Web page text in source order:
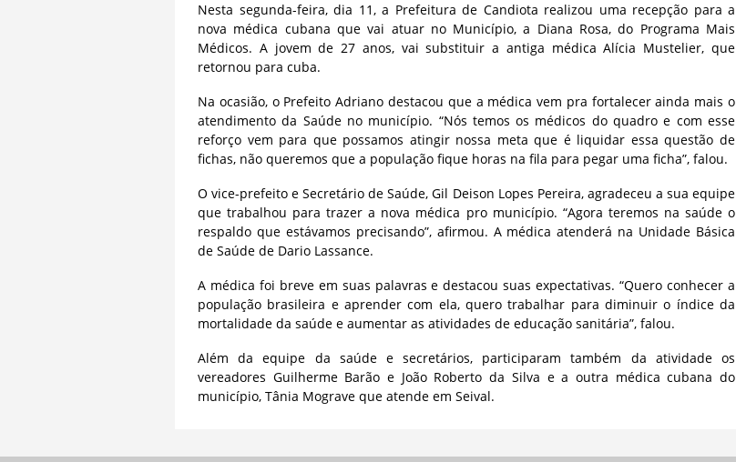
Nesta segunda-feira, dia 11, a Prefeitura de Candiota realizou uma recepção para a
nova médica cubana que vai atuar no Município, a Diana Rosa, do Programa Mais
Médicos. A jovem de 27 anos, vai substituir a antiga médica Alícia Mustelier, que
retornou para cuba.
Na ocasião, o Prefeito Adriano destacou que a médica vem pra fortalecer ainda mais o
atendimento da Saúde no município. “Nós temos os médicos do quadro e com esse
reforço vem para que possamos atingir nossa meta que é liquidar essa questão de
fichas, não queremos que a população fique horas na fila para pegar uma ficha”, falou.
O vice-prefeito e Secretário de Saúde, Gil Deison Lopes Pereira, agradeceu a sua equipe
que trabalhou para trazer a nova médica pro município. “Agora teremos na saúde o
respaldo que estávamos precisando”, afirmou. A médica atenderá na Unidade Básica
de Saúde de Dario Lassance.
A médica foi breve em suas palavras e destacou suas expectativas. “Quero conhecer a
população brasileira e aprender com ela, quero trabalhar para diminuir o índice da
mortalidade da saúde e aumentar as atividades de educação sanitária”, falou.
Além da equipe da saúde e secretários, participaram também da atividade os
vereadores Guilherme Barão e João Roberto da Silva e a outra médica cubana do
município, Tânia Mograve que atende em Seival.